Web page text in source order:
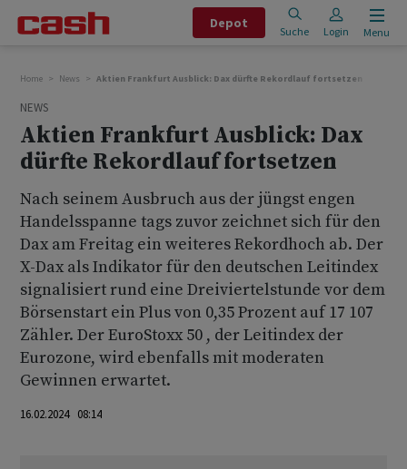
Depot
Suche Login Menu
Home News Aktien Frankfurt Ausblick: Dax dürfte Rekordlauf fortsetzen
NEWS
Aktien Frankfurt Ausblick: Dax
dürfte Rekordlauf fortsetzen
Nach seinem Ausbruch aus der jüngst engen
Handelsspanne tags zuvor zeichnet sich für den
Dax am Freitag ein weiteres Rekordhoch ab. Der
X-Dax als Indikator für den deutschen Leitindex
signalisiert rund eine Dreiviertelstunde vor dem
Börsenstart ein Plus von 0,35 Prozent auf 17 107
Zähler. Der EuroStoxx 50 , der Leitindex der
Eurozone, wird ebenfalls mit moderaten
Gewinnen erwartet.
16.02.2024 08:14